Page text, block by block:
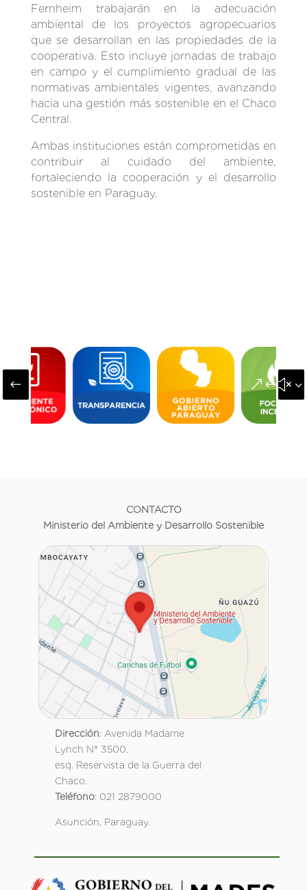
Fernheim trabajarán en la adecuación
ambiental de los proyectos agropecuarios
que se desarrollan en las propiedades de la
cooperativa. Esto incluye jornadas de trabajo
en campo y el cumplimiento gradual de las
normativas ambientales vigentes, avanzando
hacia una gestión más sostenible en el Chaco
Central.
Ambas instituciones están comprometidas en
contribuir al cuidado del ambiente,
fortaleciendo la cooperación y el desarrollo
sostenible en Paraguay.
#
CONTACTO
Ministerio del Ambiente y Desarrollo Sostenible
Dirección: Avenida Madame
Lynch N° 3500.
esq. Reservista de la Guerra del
Chaco.
Teléfono: 021 2879000
Asunción, Paraguay.